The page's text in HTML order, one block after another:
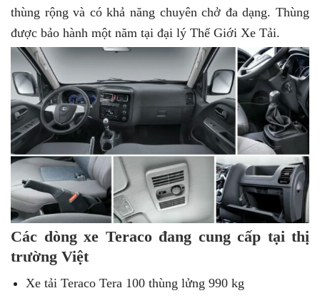
thùng rộng và có khả năng chuyên chở đa dạng. Thùng
được bảo hành một năm tại đại lý Thế Giới Xe Tải.
Các dòng xe Teraco đang cung cấp tại thị
trường Việt
Xe tải Teraco Tera 100 thùng lửng 990 kg